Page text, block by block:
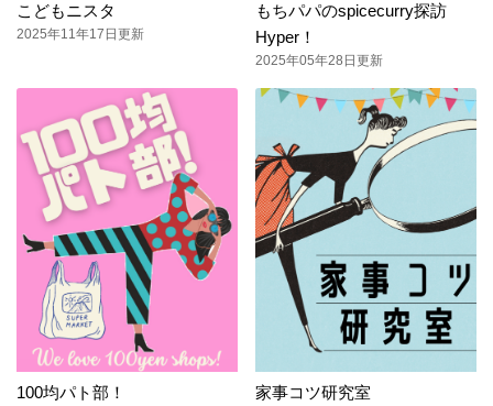
こどもニスタ
2025年11年17日更新
もちパパのspicecurry探訪
Hyper！
2025年05年28日更新
100均パト部！ 家事コツ研究室